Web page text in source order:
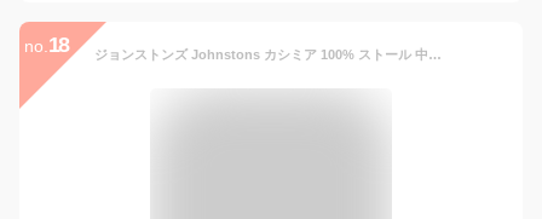
no. 18 ジョンストンズ Johnstons カシミア 100% ストール 中判 ひざ掛け 羽織り ブランケット レディース 高級 190cm×35cm WA000057WA57 秋 冬 チェック マフラー ブランド フリンジ